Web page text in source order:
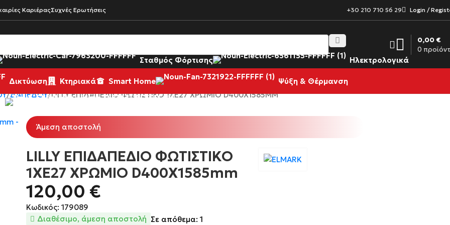
ΚαριέραςΣυχνές Ερωτήσεις +30 210 710 56 29 Login /
0
0,00 €
Σταθμός Φόρτισης Ηλεκτρολογικά
Δικτύωση Κτηριακά Smart Home Ψύξη & Θέρμανση
ΔΑΠΈΔΟΥ LILLY ΕΠΙΔΑΠΕΔΙΟ ΦΩΤΙΣΤΙΚΟ 1XE27 ΧΡΩΜΙΟ D400X1585MM
Άμεση αποστολή
LILLY ΕΠΙΔΑΠΕΔΙΟ ΦΩΤΙΣΤΙΚΟ
1XE27 ΧΡΩΜΙΟ D400X1585mm
120,00 €
Κωδικός: 179089
Διαθέσιμο, άμεση αποστολή Σε απόθεμα: 1